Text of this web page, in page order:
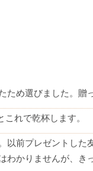
ため選びました。贈
れで乾杯します。
以前プレゼントし
わかりませんが、き